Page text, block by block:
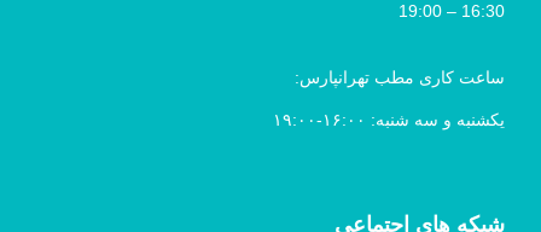
16:30 – 19:00
ساعت کاری مطب تهرانپارس:
یکشنبه و سه شنبه: ۱۶:۰۰-۱۹:۰۰
شبکه های اجتماعی